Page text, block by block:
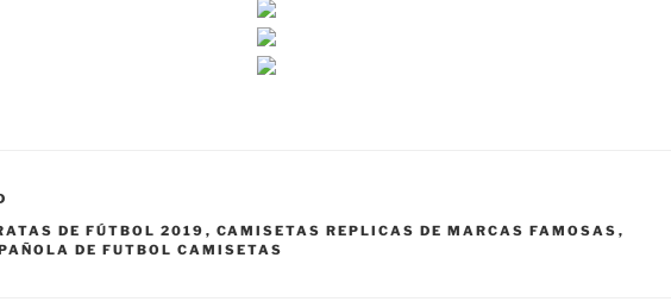
DE FÚTBOL 2019 , CAMISETAS REPLICAS DE MARCAS FAMOSAS ,
DE FUTBOL CAMISETAS